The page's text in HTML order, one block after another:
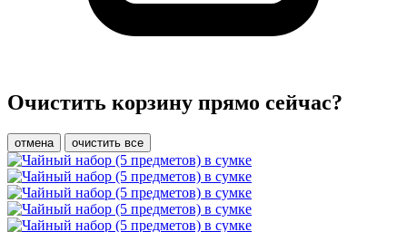
Очистить корзину прямо сейчас?
отмена очистить все